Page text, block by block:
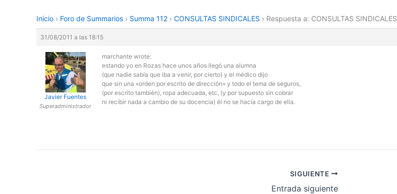
Inicio › Foro de Summarios › Summa 112 › CONSULTAS SINDICALES › Respuesta a: CONSULTAS SINDICALES
31/08/2011 a las 18:15
Javier Fuentes
Superadministrador
marchante wrote:
estando yo en Rozas hace unos años llegó una alumna
(que nadie sabía que iba a venir, por cierto) y el médico dijo
que sin una «orden por escrito de dirección» y todo el tema de seguros,
(por escrito también), ropa adecuada, etc, (y por supuesto sin cobrar
ni recibir nada a cambio de su docencia) él no se hacía cargo de ella.
SIGUIENTE
Entrada siguiente